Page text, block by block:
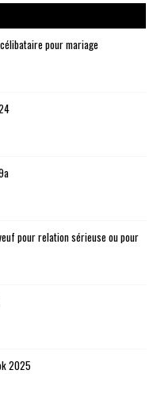
pour mariage
pour relation sérieuse ou pour
2025